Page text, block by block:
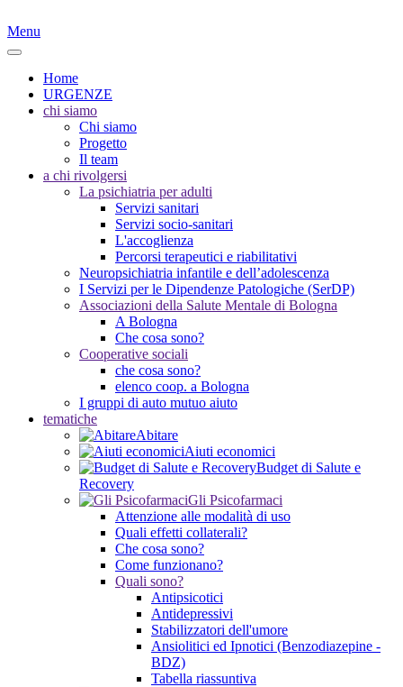
Menu
Home
URGENZE
chi siamo
Chi siamo
Progetto
Il team
a chi rivolgersi
La psichiatria per adulti
Servizi sanitari
Servizi socio-sanitari
L'accoglienza
Percorsi terapeutici e riabilitativi
Neuropsichiatria infantile e dell’adolescenza
I Servizi per le Dipendenze Patologiche (SerDP)
Associazioni della Salute Mentale di Bologna
A Bologna
Che cosa sono?
Cooperative sociali
che cosa sono?
elenco coop. a Bologna
I gruppi di auto mutuo aiuto
tematiche
Abitare
Aiuti economici
Budget di Salute e
Recovery
Gli Psicofarmaci
Attenzione alle modalità di uso
Quali effetti collaterali?
Che cosa sono?
Come funzionano?
Quali sono?
Antipsicotici
Antidepressivi
Stabilizzatori dell'umore
Ansiolitici ed Ipnotici (Benzodiazepine -
BDZ)
Tabella riassuntiva